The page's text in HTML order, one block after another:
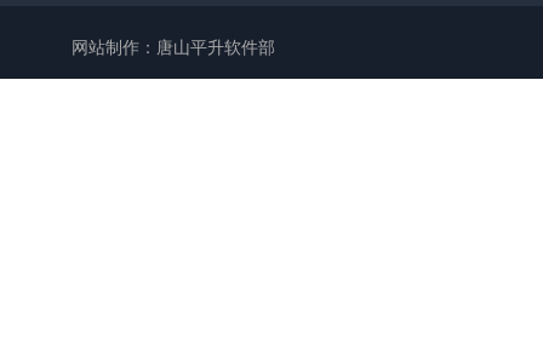
网站制作：唐山平升软件部